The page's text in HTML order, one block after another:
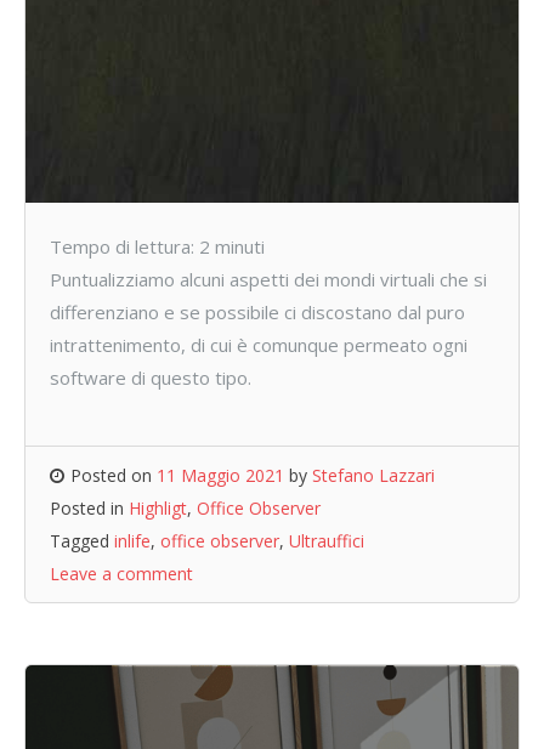
Tempo di lettura: 2 minuti
Puntualizziamo alcuni aspetti dei mondi virtuali che si
differenziano e se possibile ci discostano dal puro
intrattenimento, di cui è comunque permeato ogni
software di questo tipo.
Posted on 11 Maggio 2021 by Stefano Lazzari
Posted in Highligt, Office Observer
Tagged inlife, office observer, Ultrauffici
Leave a comment